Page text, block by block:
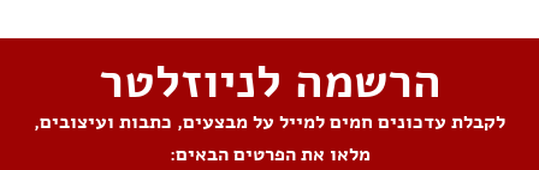
הרשמה לניוזלטר
לקבלת עדכונים חמים למייל על מבצעים, כתבות ועיצובים,
מלאו את הפרטים הבאים: